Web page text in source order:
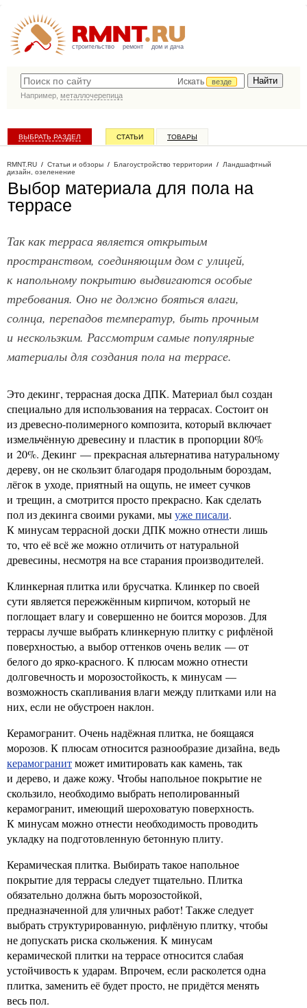
строительство ремонт дом и дача
Искать
везде
Например, металлочерепица
ВЫБРАТЬ РАЗДЕЛ СТАТЬИ ТОВАРЫ
RMNT.RU / Статьи и обзоры / Благоустройство территории / Ландшафтный
дизайн, озеленение
Выбор материала для пола на
террасе
Так как терраса является открытым
пространством, соединяющим дом с улицей,
к напольному покрытию выдвигаются особые
требования. Оно не должно бояться влаги,
солнца, перепадов температур, быть прочным
и нескользким. Рассмотрим самые популярные
материалы для создания пола на террасе.
Это декинг, террасная доска ДПК. Материал был создан
специально для использования на террасах. Состоит он
из древесно-полимерного композита, который включает
измельчённую древесину и пластик в пропорции 80%
и 20%. Декинг — прекрасная альтернатива натуральному
дереву, он не скользит благодаря продольным бороздам,
лёгок в уходе, приятный на ощупь, не имеет сучков
и трещин, а смотрится просто прекрасно. Как сделать
пол из декинга своими руками, мыуже писали.
К минусам террасной доски ДПК можно отнести лишь
то, что её всё же можно отличить от натуральной
древесины, несмотря на все старания производителей.
Клинкерная плитка или брусчатка. Клинкер по своей
сути является пережжённым кирпичом, который не
поглощает влагу и совершенно не боится морозов. Для
террасы лучше выбрать клинкерную плитку с рифлёной
поверхностью, а выбор оттенков очень велик — от
белого до ярко-красного. К плюсам можно отнести
долговечность и морозостойкость, к минусам —
возможность скапливания влаги между плитками или на
них, если не обустроен наклон.
Керамогранит. Очень надёжная плитка, не боящаяся
морозов. К плюсам относится разнообразие дизайна, ведь
керамогранитможет имитировать как камень, так
и дерево, и даже кожу. Чтобы напольное покрытие не
скользило, необходимо выбрать неполированный
керамогранит, имеющий шероховатую поверхность.
К минусам можно отнести необходимость проводить
укладку на подготовленную бетонную плиту.
Керамическая плитка. Выбирать такое напольное
покрытие для террасы следует тщательно. Плитка
обязательно должна быть морозостойкой,
предназначенной для уличных работ! Также следует
выбрать структурированную, рифлёную плитку, чтобы
не допускать риска скольжения. К минусам
керамической плитки на террасе относится слабая
устойчивость к ударам. Впрочем, если расколется одна
плитка, заменить её будет просто, не придётся менять
весь пол.